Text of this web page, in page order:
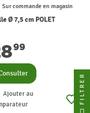
Sur commande en magasin
Ø 7,5 cm POLET
99
Ajouter au
FILTRER